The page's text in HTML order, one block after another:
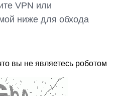
VPN или
ниже для обхода
вы не являетесь роботом